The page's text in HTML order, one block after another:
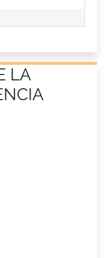
LA